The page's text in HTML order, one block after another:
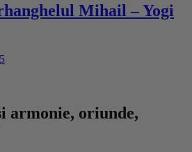
Mihail – Yogi
armonie, oriunde,